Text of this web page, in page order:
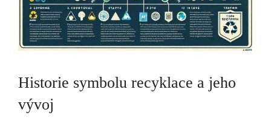
Historie symbolu recyklace a jeho
vývoj